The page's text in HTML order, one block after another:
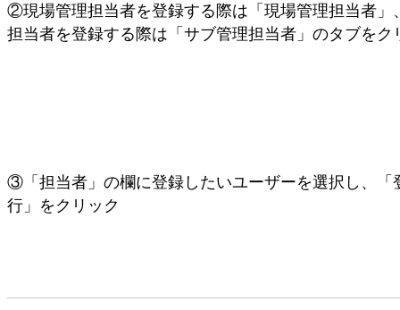
②現場管理担当者を登録する際は「現場管理担当者」
担当者を登録する際は「サブ管理担当者」のタブをク
③「担当者」の欄に登録したいユーザーを選択し、「
行」をクリック